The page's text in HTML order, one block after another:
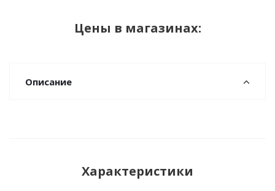
Цены в магазинах:
Описание
Характеристики